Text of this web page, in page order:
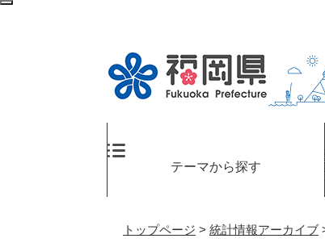
ペ
メ
テーマから探す
トップページ > 統計情報アーカイブ